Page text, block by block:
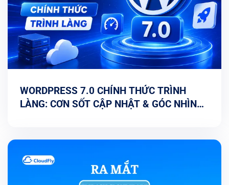
WORDPRESS 7.0 CHÍNH THỨC TRÌNH
LÀNG: CƠN SỐT CẬP NHẬT & GÓC NHÌN